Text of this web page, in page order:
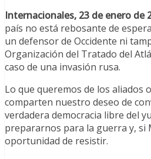
Internacionales, 23 de enero de
país no está rebosante de
un defensor de Occidente ni
Organización del Tratado del
caso de una invasión rusa.
Lo que queremos de los aliados
comparten nuestro deseo de
verdadera democracia libre del
prepararnos para la guerra y, si
oportunidad de resistir.